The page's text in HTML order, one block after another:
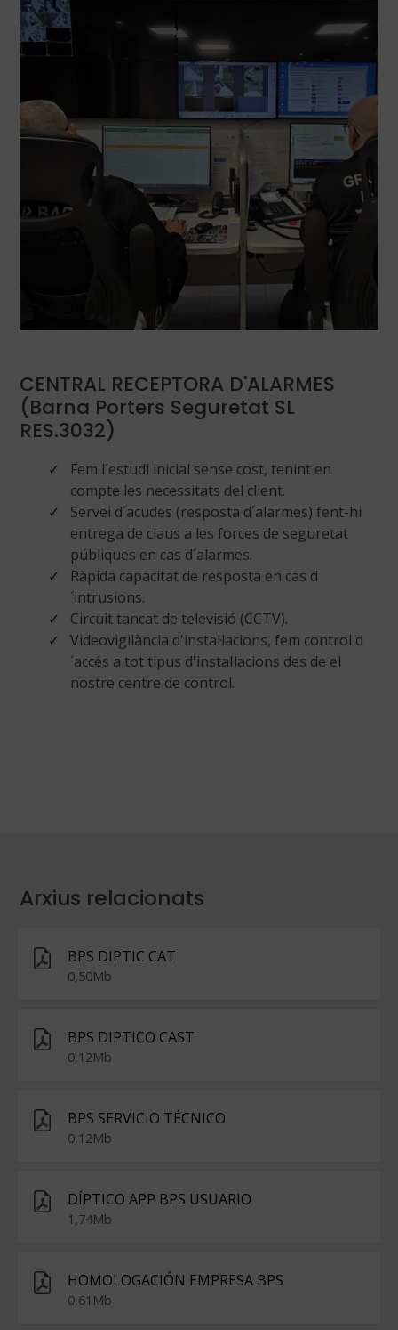
CENTRAL RECEPTORA D'ALARMES
(Barna Porters Seguretat SL
RES.3032)
Fem l´estudi inicial sense cost, tenint en
compte les necessitats del client.
Servei d´acudes (resposta d´alarmes) fent-hi
entrega de claus a les forces de seguretat
públiques en cas d´alarmes.
Ràpida capacitat de resposta en cas d
´intrusions.
Circuit tancat de televisió (CCTV).
Videovigilància d'instal·lacions, fem control d
´accés a tot tipus d'instal·lacions des de el
nostre centre de control.
Arxius relacionats
BPS DIPTIC CAT
0,50Mb
BPS DIPTICO CAST
0,12Mb
BPS SERVICIO TÉCNICO
0,12Mb
DÍPTICO APP BPS USUARIO
1,74Mb
HOMOLOGACIÓN EMPRESA BPS
0,61Mb